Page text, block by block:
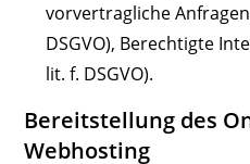
vorvertragliche
DSGVO), Berechtigte
lit. f. DSGVO).
Bereitstellung des
Webhosting